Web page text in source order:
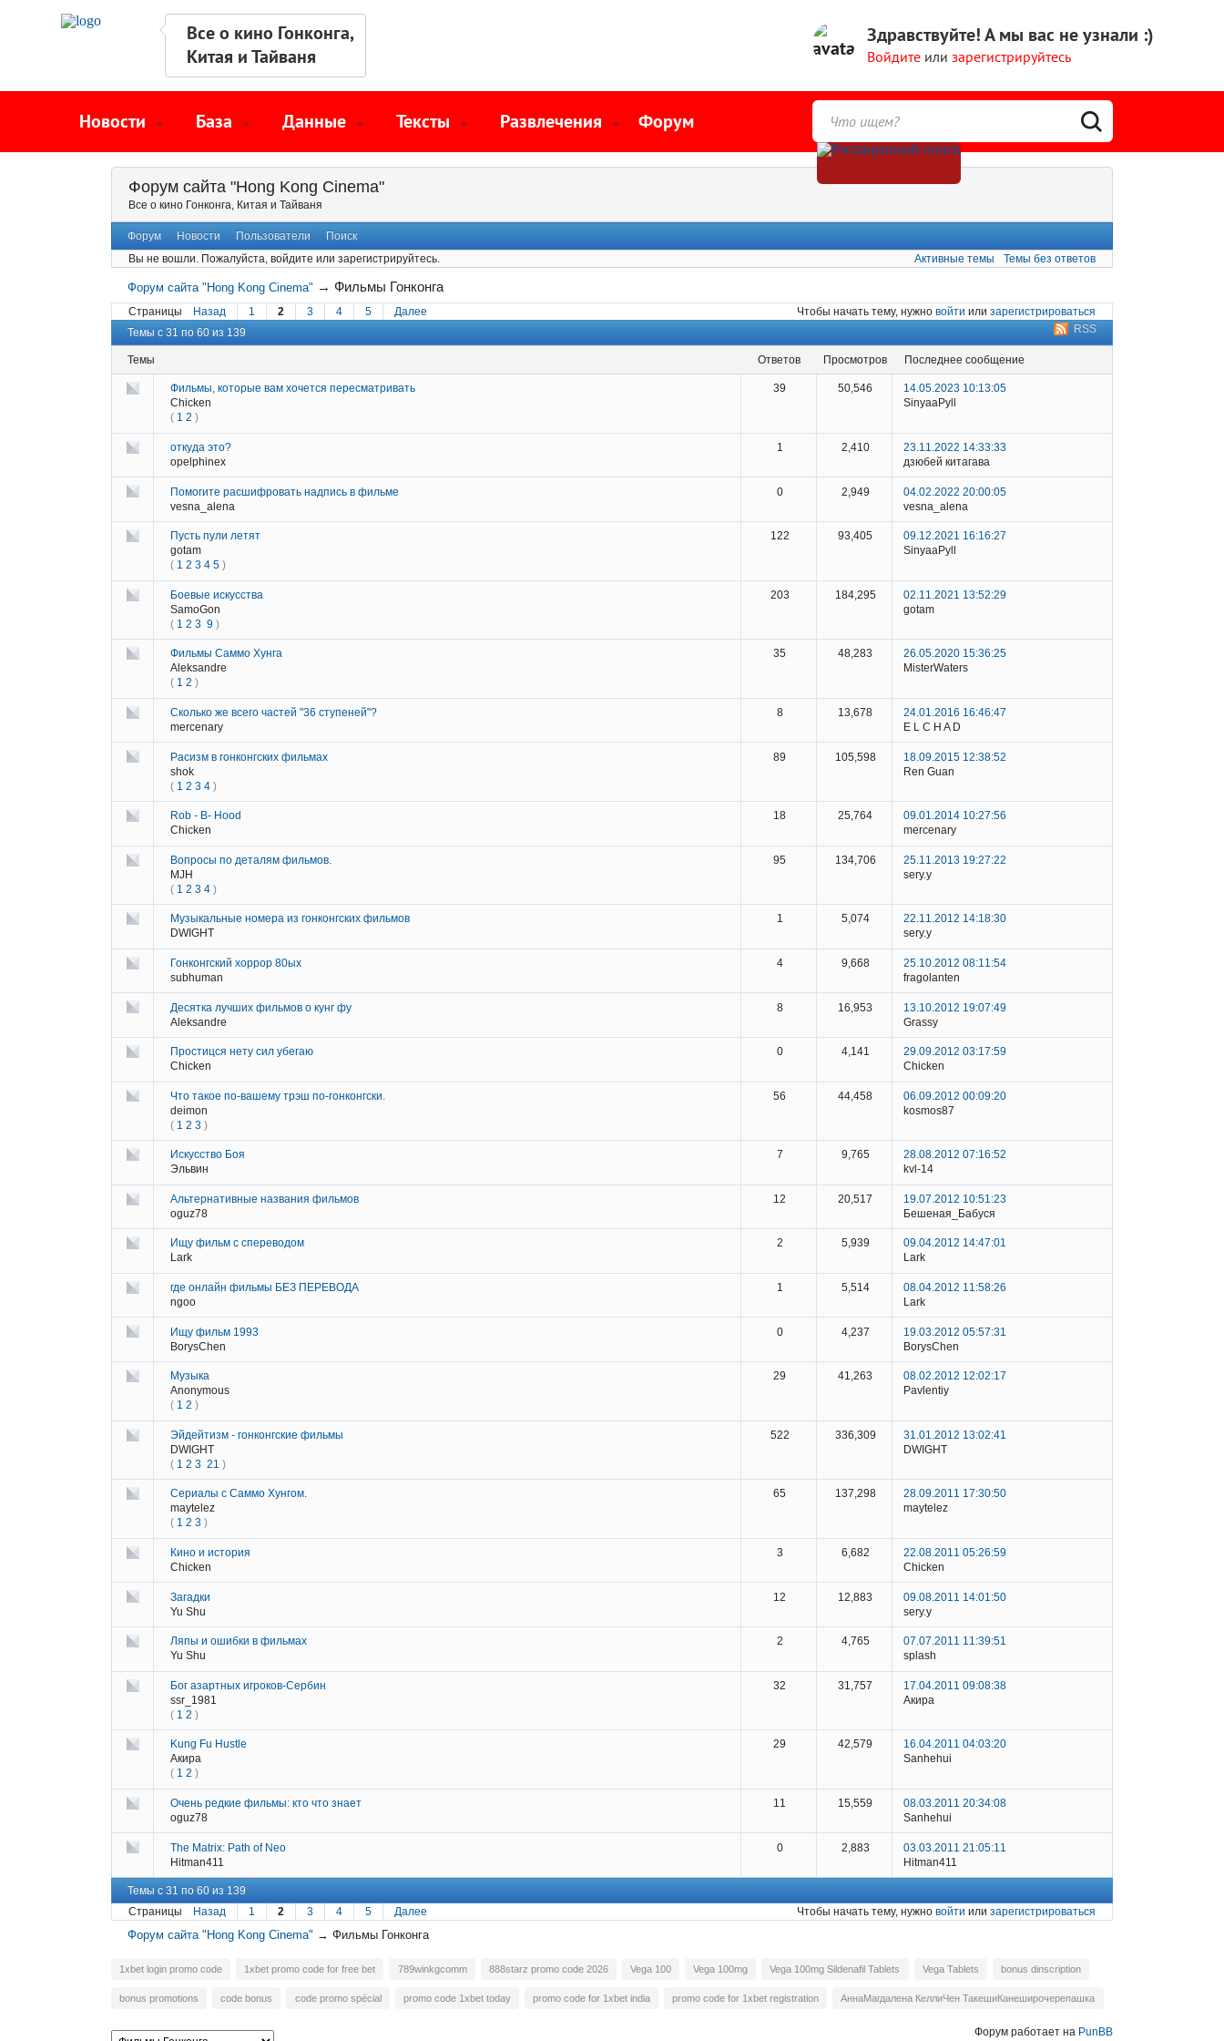
Все о кино Гонконга,
Китая и Тайваня
Здравствуйте!А мы вас не узнали :)
Войдите или зарегистрируйтесь
Новости База Данные Тексты Развлечения Форум
Форум сайта "Hong Kong Cinema"
Все о кино Гонконга, Китая и Тайваня
Форум Новости Пользователи
Поиск
Вы не вошли. Пожалуйста, войдите или зарегистрируйтесь. Активные темы Темы без ответов
Форум сайта "Hong Kong Cinema" →Фильмы Гонконга
Страницы Назад 1 2 3 4 5 Далее Чтобы начать тему, нужно войти или зарегистрироваться
RSS
Темы с 31 по 60 из 139
Темы ответов просмотров последнее сообщение
Фильмы, которые вам хочется пересматривать
Chicken
( 1 2 )
39 50,546
14.05.2023 10:13:05
SinyaaPyll
откуда это?
opelphinex
1 2,410
23.11.2022 14:33:33
дзюбей китагава
Помогите расшифровать надпись в фильме
vesna_alena
0 2,949
04.02.2022 20:00:05
vesna_alena
Пусть пули летят
gotam
( 1 2 3 4 5 )
122 93,405
09.12.2021 16:16:27
SinyaaPyll
Боевые искусства
SamoGon
( 1 2 3 9 )
203 184,295
02.11.2021 13:52:29
gotam
Фильмы Саммо Хунга
Aleksandre
( 1 2 )
35 48,283
26.05.2020 15:36:25
MisterWaters
Сколько же всего частей "36 ступеней"?
mercenary
8 13,678
24.01.2016 16:46:47
E L C H A D
Расизм в гонконгских фильмах
shok
( 1 2 3 4 )
89 105,598
18.09.2015 12:38:52
Ren Guan
Rob - B- Hood
Chicken
18 25,764
09.01.2014 10:27:56
mercenary
Вопросы по деталям фильмов.
MJH
( 1 2 3 4 )
95 134,706
25.11.2013 19:27:22
sery.y
Музыкальные номера из гонконгских фильмов
DWIGHT
1 5,074
22.11.2012 14:18:30
sery.y
Гонконгский хоррор 80ых
subhuman
4 9,668
25.10.2012 08:11:54
fragolanten
Десятка лучших фильмов о кунг фу
Aleksandre
8 16,953
13.10.2012 19:07:49
Grassy
Простицся нету сил убегаю
Chicken
0 4,141
29.09.2012 03:17:59
Chicken
Что такое по-вашему трэш по-гонконгски.
deimon
( 1 2 3 )
56 44,458
06.09.2012 00:09:20
kosmos87
Искусство Боя
Эльвин
7 9,765
28.08.2012 07:16:52
kvl-14
Альтернативные названия фильмов
oguz78
12 20,517
19.07.2012 10:51:23
Бешеная_Бабуся
Ищу фильм с спереводом
Lark
2 5,939
09.04.2012 14:47:01
Lark
где онлайн фильмы БЕЗ ПЕРЕВОДА
ngoo
1 5,514
08.04.2012 11:58:26
Lark
Ищу фильм 1993
BorysChen
0 4,237
19.03.2012 05:57:31
BorysChen
Музыка
Anonymous
( 1 2 )
29 41,263
08.02.2012 12:02:17
Pavlentiy
Эйдейтизм - гонконгские фильмы
DWIGHT
( 1 2 3 21 )
522 336,309
31.01.2012 13:02:41
DWIGHT
Сериалы с Саммо Хунгом.
maytelez
( 1 2 3 )
65 137,298
28.09.2011 17:30:50
maytelez
Кино и история
Chicken
3 6,682
22.08.2011 05:26:59
Chicken
Загадки
Yu Shu
12 12,883
09.08.2011 14:01:50
sery.y
Ляпы и ошибки в фильмах
Yu Shu
2 4,765
07.07.2011 11:39:51
splash
Бог азартных игроков-Сербин
ssr_1981
( 1 2 )
32 31,757
17.04.2011 09:08:38
Акира
Kung Fu Hustle
Акира
( 1 2 )
29 42,579
16.04.2011 04:03:20
Sanhehui
Очень редкие фильмы: кто что знает
oguz78
11 15,559
08.03.2011 20:34:08
Sanhehui
The Matrix: Path of Neo
Hitman411
0 2,883
03.03.2011 21:05:11
Hitman411
Темы с 31 по 60 из 139
Страницы
Назад 1 2 3 4 5 Далее Чтобы начать тему, нужно войти или зарегистрироваться
Форум сайта "Hong Kong Cinema" →Фильмы Гонконга
1xbet login promo code 1xbet promo code for free bet 789winkgcomm 888starz promo code 2026 Vega 100 Vega 100mg Vega 100mg Sildenafil Tablets Vega Tablets bonus dinscription
bonus promotions code bonus code promo spécial promo code 1xbet today promo code for 1xbet india promo code for 1xbet registration АннаМагдалена КеллиЧен ТакешиКанеширочерепашка
Форум работает на PunBB